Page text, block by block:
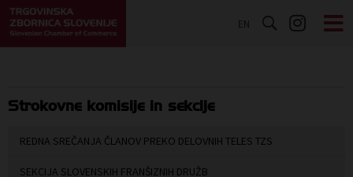
EN
Strokovne komisije in sekcije
REDNA SREČANJA ČLANOV PREKO DELOVNIH TELES TZS
SEKCIJA SLOVENSKIH FRANŠIZNIH DRUŽB